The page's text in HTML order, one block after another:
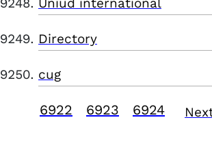
Directory
cug
6922 6923 6924